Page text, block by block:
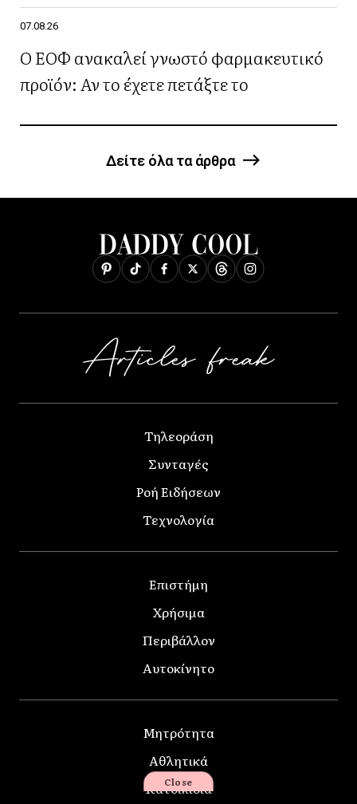
07.08.26
Ο ΕΟΦ ανακαλεί γνωστό φαρμακευτικό
προϊόν: Αν το έχετε πετάξτε το
Δείτε όλα τα άρθρα
Τηλεοράση
Συνταγές
Ροή Ειδήσεων
Τεχνολογία
Επιστήμη
Χρήσιμα
Περιβάλλον
Αυτοκίνητο
Μητρότητα
Αθλητικά
Κατοικίδια
Close